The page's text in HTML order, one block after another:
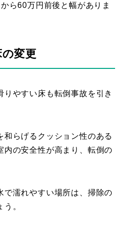
ら60万円前後と幅がありま
の変更
りやすい床も転倒事故を引き
和らげるクッション性のある
内の安全性が高まり、転倒の
で濡れやすい場所は、掃除の
。